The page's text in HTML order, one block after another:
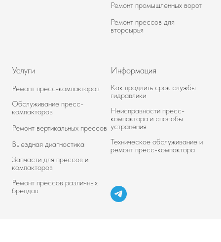
Ремонт промышленных ворот
Ремонт прессов для
вторсырья
Услуги
Ремонт пресс-компакторов
Обслуживание пресс-
компакторов
Ремонт вертикальных прессов
Выездная диагностика
Запчасти для прессов и
компакторов
Ремонт прессов различных
брендов
Информация
Как продлить срок службы
гидравлики
Неисправности пресс-
компактора и способы
устранения
Техническое обслуживание и
ремонт пресс-компактора